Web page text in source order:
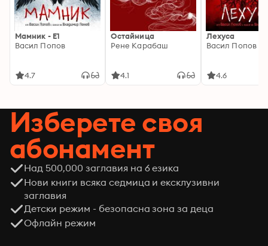
Мамник - E1
Васил Попов
4.7
Остайница
Рене Карабаш
4.1
Лехуса
Васил Попов
4.6
Изберете своя
абонамент
Над 500,000 заглавия на 6 езика
Нови книги всяка седмица и ексклузивни
заглавия
Детски режим - безопасна зона за деца
Офлайн режим